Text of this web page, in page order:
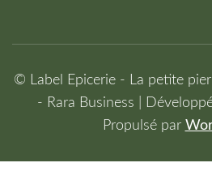
© Label Epicerie - La petite
- Rara Business |
Propulsé par